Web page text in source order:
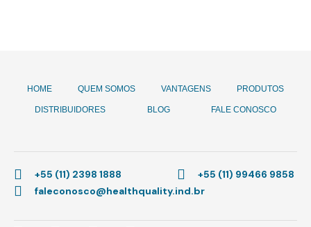
HOME QUEM SOMOS VANTAGENS PRODUTOS
DISTRIBUIDORES BLOG FALE CONOSCO
+55 (11) 2398 1888
+55 (11) 99466 9858
faleconosco@healthquality.ind.br